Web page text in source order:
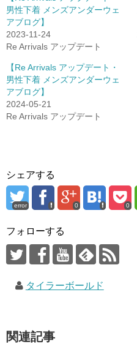
男性下着 メンズアンダーウェ
アブログ】
2023-11-24
Re Arrivals アップデート
【Re Arrivals アップデート・
男性下着 メンズアンダーウェ
アブログ】
2024-05-21
Re Arrivals アップデート
シェアする
error 0 0
フォローする
タイラーボールド
関連記事